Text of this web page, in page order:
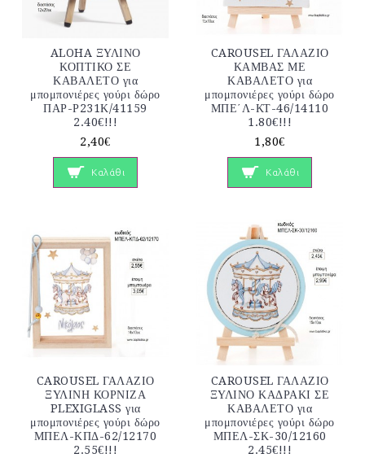
ALOHA ΞΥΛΙΝΟ
ΚΟΠΤΙΚΟ ΣΕ
ΚΑΒΑΛΕΤΟ για
μπομπονιέρες γούρι δώρο
ΠΑΡ-Ρ231Κ/41159
2.40€!!!
2,40€
Καλάθι
CAROUSEL ΓΑΛΑΖΙΟ
ΚΑΜΒΑΣ ΜΕ
ΚΑΒΑΛΕΤΟ για
μπομπονιέρες γούρι δώρο
ΜΠΕ΄Λ-ΚΤ-46/14110
1.80€!!!
1,80€
Καλάθι
CAROUSEL ΓΑΛΑΖΙΟ
ΞΥΛΙΝΗ ΚΟΡΝΙΖΑ
PLEXIGLASS για
μπομπονιέρες γούρι δώρο
ΜΠΕΛ-ΚΠΔ-62/12170
2.55€!!!
CAROUSEL ΓΑΛΑΖΙΟ
ΞΥΛΙΝΟ ΚΑΔΡΑΚΙ ΣΕ
ΚΑΒΑΛΕΤΟ για
μπομπονιέρες γούρι δώρο
ΜΠΕΛ-ΣΚ-30/12160
2.45€!!!